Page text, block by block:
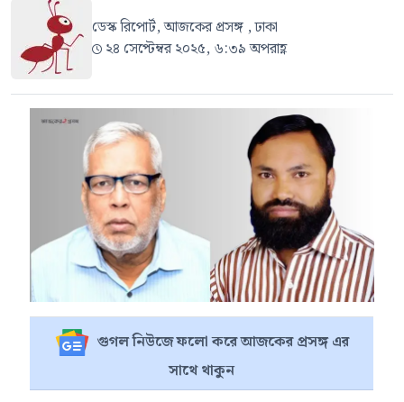
ডেস্ক রিপোর্ট, আজকের প্রসঙ্গ , ঢাকা
২৪ সেপ্টেম্বর ২০২৫, ৬:৩৯ অপরাহ্ণ
গুগল নিউজে ফলো করে আজকের প্রসঙ্গ এর
সাথে থাকুন